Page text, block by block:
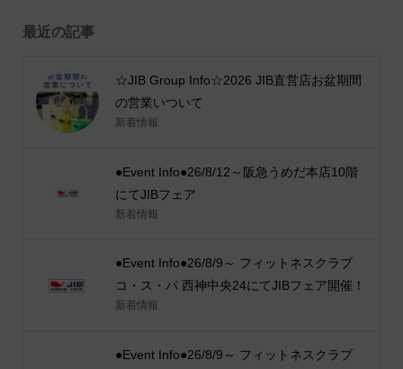
最近の記事
☆JIB Group Info☆2026 JIB直営店お盆期間
の営業いついて
新着情報
●Event Info●26/8/12～阪急うめだ本店10階
にてJIBフェア
新着情報
●Event Info●26/8/9～ フィットネスクラブ
コ・ス・パ 西神中央24にてJIBフェア開催！
新着情報
●Event Info●26/8/9～ フィットネスクラブ